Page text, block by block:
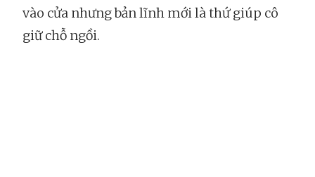
vào cửa nhưng bản lĩnh mới là thứ giúp cô
giữ chỗ ngồi.